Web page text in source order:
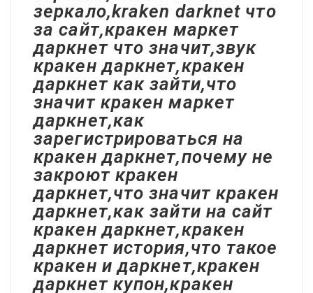
зеркало,kraken darknet что
за сайт,кракен маркет
даркнет что значит,звук
кракен даркнет,кракен
даркнет как зайти,что
значит кракен маркет
даркнет,как
зарегистрироваться на
кракен даркнет,почему не
закроют кракен
даркнет,что значит кракен
даркнет,как зайти на сайт
кракен даркнет,кракен
даркнет история,что такое
кракен и даркнет,кракен
даркнет купон,кракен